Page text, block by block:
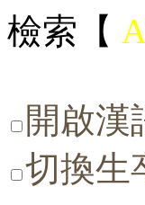
檢索【
開啟漢
切換生